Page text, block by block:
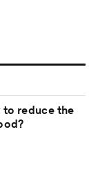
to reduce the